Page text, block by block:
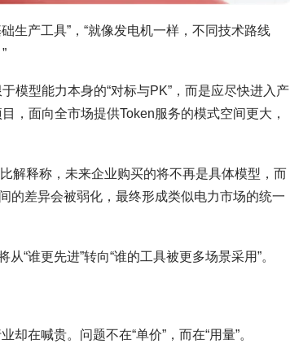
生产工具”，“就像发电机一样，不同技术路线
模型能力本身的“对标与PK”，而是应尽快进入产
，面向全市场提供Token服务的模式空间更大，
解释称，未来企业购买的将不再是具体模型，而
的差异会被弱化，最终形成类似电力市场的统一
“谁更先进”转向“谁的工具被更多场景采用”。
在喊贵。问题不在“单价”，而在“用量”。